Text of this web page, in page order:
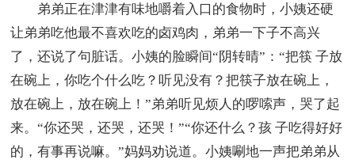
弟弟正在津津有味地嚼着入口的食物时，小姨还硬
让弟弟吃他最不喜欢吃的卤鸡肉，弟弟一下子不高兴
了，还说了句脏话。小姨的脸瞬间“阴转晴”：“把筷 子放
在碗上，你吃个什么吃？听见没有？把筷子放在碗上，
放在碗上，放在碗上！”弟弟听见烦人的啰嗦声，哭了起
来。“你还哭，还哭，还哭！”“你还什么？孩 子吃得好好
的，有事再说嘛。”妈妈劝说道。小姨唰地一声把弟弟从